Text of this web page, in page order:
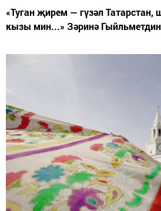
«Туган җирем — гүзәл Татарстан,
кызы мин...» Зәринә